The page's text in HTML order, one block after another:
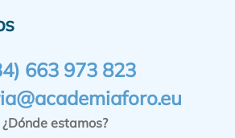
663 973 823
¿Dónde estamos?